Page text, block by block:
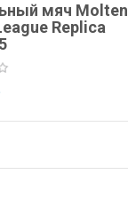
мяч Molten
Replica